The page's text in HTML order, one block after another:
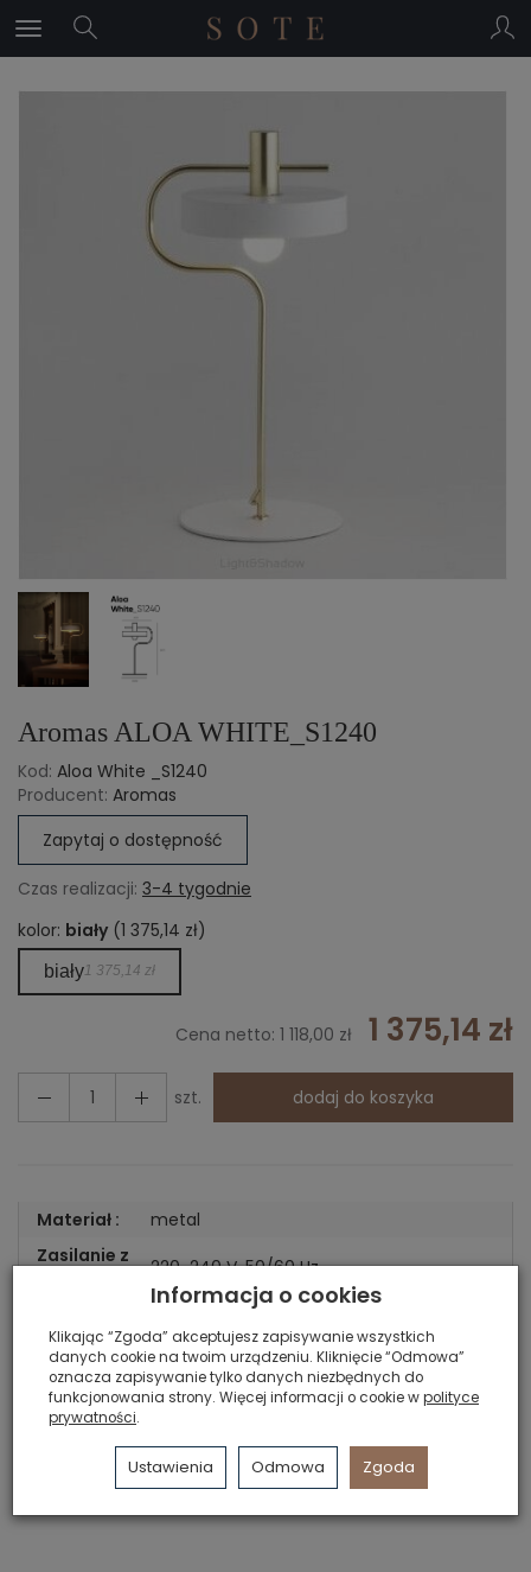
Aromas ALOA WHITE_S1240
Kod: Aloa White _S1240
Producent: Aromas
Zapytaj o dostępność
Czas realizacji: 3-4 tygodnie
kolor: biały (1 375,14 zł)
biały 1 375,14 zł
Cena netto: 1 118,00 zł 1 375,14 zł
szt. dodaj do koszyka
Materiał :
metal
Zasilanie z
220-240 V, 50/60 Hz
światła :
E27 max.60
Klasa
szczelności
IP:
20
Brak żarówki w zestawie. W celu dokupienia
żarówki sprawdź zakładkę żródła światła
Informacja o cookies
Klikając “Zgoda” akceptujesz zapisywanie wszystkich
danych cookie na twoim urządzeniu. Kliknięcie “Odmowa”
oznacza zapisywanie tylko danych niezbędnych do
funkcjonowania strony. Więcej informacji o cookie wpolityce
prywatności.
Ustawienia Odmowa Zgoda